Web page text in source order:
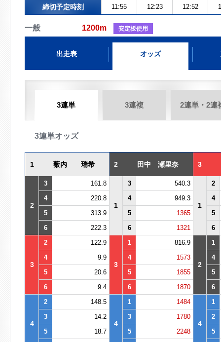
締切予定時刻 11:55 12:23 12:52
一般 1200m 安定板使用
出走表 オッズ
3連単 3連複 2連単・2連
3連単オッズ
1 薮内 瑞希 2 田中 瀬里奈 3
2
3 161.8
1
3 540.3
1
2
4
220.8 4 949.3
4
5
313.9 5 1365
5
6
222.3 6 1321 6
3
2 122.9
3
1 816.9
2
1
4
9.9 4 1573
4
5
20.6 5 1855
5
6
9.4 6 1870 6
4
2 148.5
4
1 1484
4
1
3
14.2 3 1780
2
5
18.7 5 2248
5